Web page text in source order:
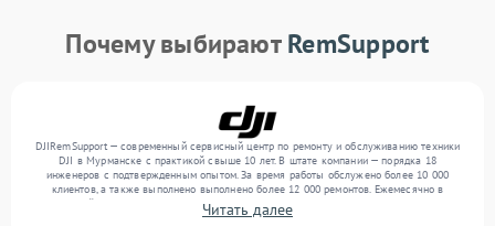
Почему выбираютRemSupport
DJIRemSupport — современный сервисный центр по ремонту и обслуживанию техники
DJI в Мурманске с практикой свыше 10 лет. В штате компании — порядка 18
инженеров с подтвержденным опытом. За время работы обслужено более 10 000
клиентов, а также выполнено выполнено более 12 000 ремонтов. Ежемесячно в
сервисный центр поступает свыше 300 единиц техники, включая , , . Мы выполняем
ремонт различного уровня сложности и предлагаем стабильный уровень сервиса
Читать далее